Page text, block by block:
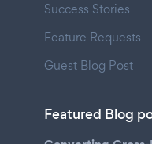
Success Stories
Feature Requests
Guest Blog Post
Featured Blog